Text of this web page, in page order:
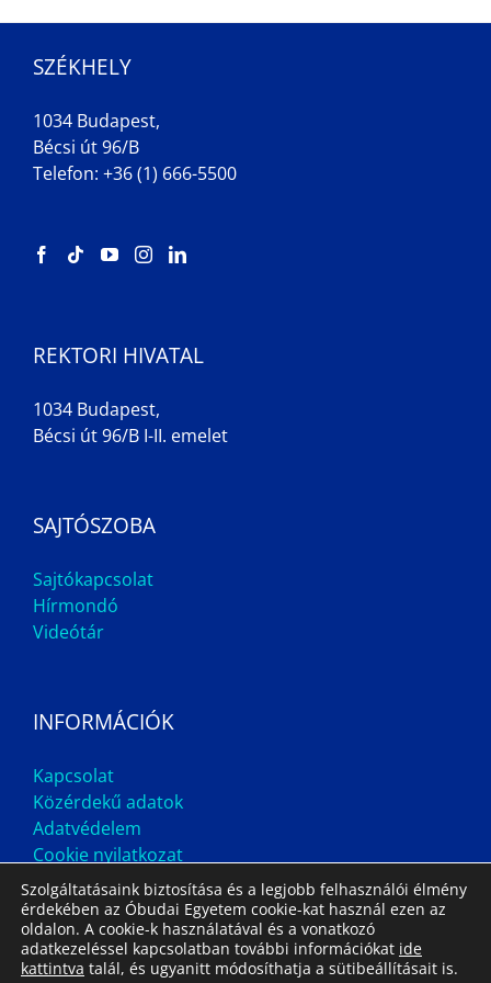
SZÉKHELY
1034 Budapest,
Bécsi út 96/B
Telefon: +36 (1) 666-5500
REKTORI HIVATAL
1034 Budapest,
Bécsi út 96/B I-II. emelet
SAJTÓSZOBA
Sajtókapcsolat
Hírmondó
Videótár
INFORMÁCIÓK
Kapcsolat
Közérdekű adatok
Adatvédelem
Cookie nyilatkozat
Szolgáltatásaink biztosítása és a legjobb felhasználói élmény
érdekében az Óbudai Egyetem cookie-kat használ ezen az
oldalon. A cookie-k használatával és a vonatkozó
adatkezeléssel kapcsolatban további információkat ide
kattintva talál, és ugyanitt módosíthatja a sütibeállításait is.